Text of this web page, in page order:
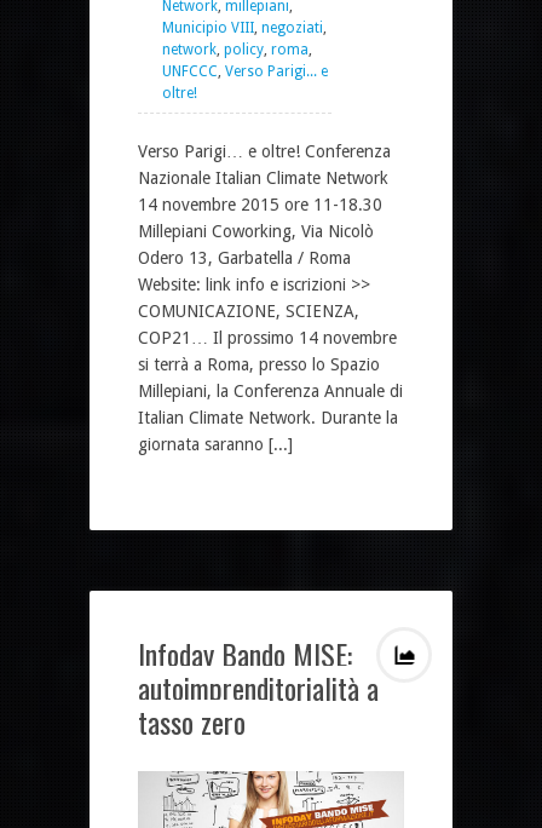
Network, millepiani,
Municipio VIII, negoziati,
network, policy, roma,
UNFCCC, Verso Parigi... e
oltre!
Verso Parigi… e oltre! Conferenza
Nazionale Italian Climate Network
14 novembre 2015 ore 11-18.30
Millepiani Coworking, Via Nicolò
Odero 13, Garbatella / Roma
Website: link info e iscrizioni >>
COMUNICAZIONE, SCIENZA,
COP21… Il prossimo 14 novembre
si terrà a Roma, presso lo Spazio
Millepiani, la Conferenza Annuale di
Italian Climate Network. Durante la
giornata saranno [...]
Infoday Bando MISE:
autoimprenditorialità a
tasso zero